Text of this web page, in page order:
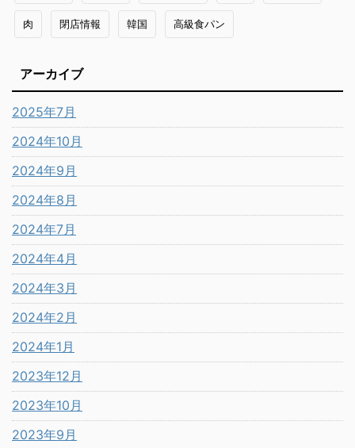
肉 閉店情報 韓国 高級食パン
アーカイブ
2025年7月
2024年10月
2024年9月
2024年8月
2024年7月
2024年4月
2024年3月
2024年2月
2024年1月
2023年12月
2023年10月
2023年9月